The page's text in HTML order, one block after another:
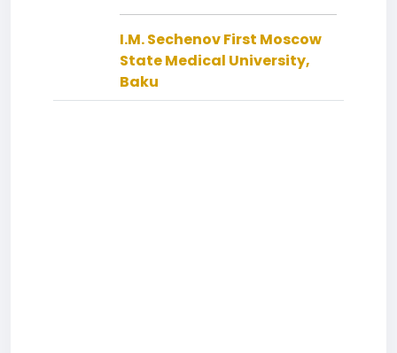
I.M. Sechenov First Moscow
State Medical University,
Baku